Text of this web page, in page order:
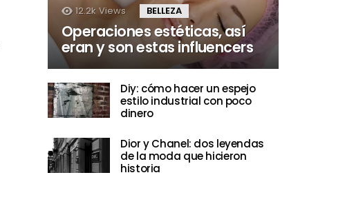
12.2k Views BELLEZA
Operaciones estéticas, así
eran y son estas influencers
Diy: cómo hacer un espejo
estilo industrial con poco
dinero
Dior y Chanel: dos leyendas
de la moda que hicieron
historia